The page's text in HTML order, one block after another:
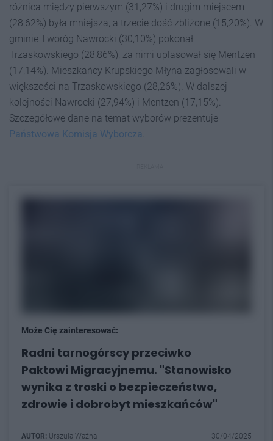
różnica między pierwszym (31,27%) i drugim miejscem
(28,62%) była mniejsza, a trzecie dość zbliżone (15,20%). W
gminie Tworóg Nawrocki (30,10%) pokonał
Trzaskowskiego (28,86%), za nimi uplasował się Mentzen
(17,14%). Mieszkańcy Krupskiego Młyna zagłosowali w
większości na Trzaskowskiego (28,26%). W dalszej
kolejności Nawrocki (27,94%) i Mentzen (17,15%).
Szczegółowe dane na temat wyborów prezentuje
Państwowa Komisja Wyborcza
Może Cię zainteresować:
Radni tarnogórscy przeciwko
Paktowi Migracyjnemu. "Stanowisko
wynika z troski o bezpieczeństwo,
zdrowie i dobrobyt mieszkańców"
AUTOR: Urszula Ważna 30/04/2025